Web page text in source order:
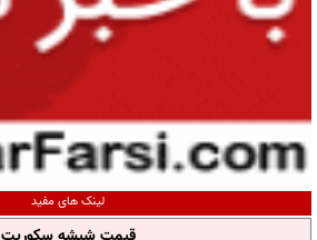
لینک های مفید